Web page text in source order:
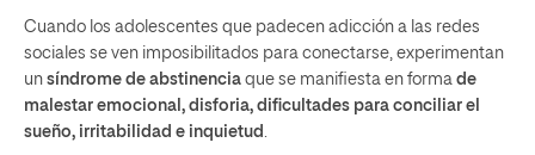
Cuando los adolescentes que padecen adicción a las redes
sociales se ven imposibilitados para conectarse, experimentan
un síndrome de abstinencia que se manifiesta en forma de
malestar emocional, disforia, dificultades para conciliar el
sueño, irritabilidad e inquietud .